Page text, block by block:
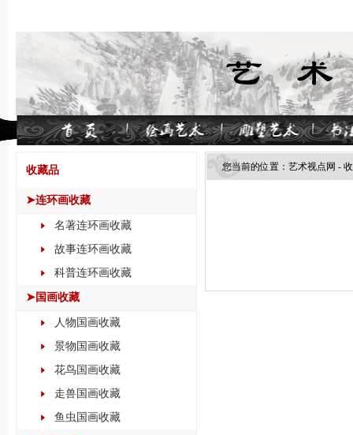
收藏品
➤连环画收藏
名著连环画收藏
故事连环画收藏
科普连环画收藏
➤国画收藏
人物国画收藏
景物国画收藏
花鸟国画收藏
走兽国画收藏
鱼虫国画收藏
您当前的位置： 艺术视点网 -